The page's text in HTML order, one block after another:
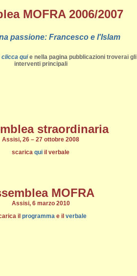
MOFRA 2006/2007
passione: Francesco e l'Islam
clicca quie nella pagina pubblicazioni troverai gli
interventi principali
straordinaria
Assisi, 26 – 27 ottobre 2008
scarica qui il verbale
MOFRA
Assisi, 6 marzo 2010
il programmae il verbale